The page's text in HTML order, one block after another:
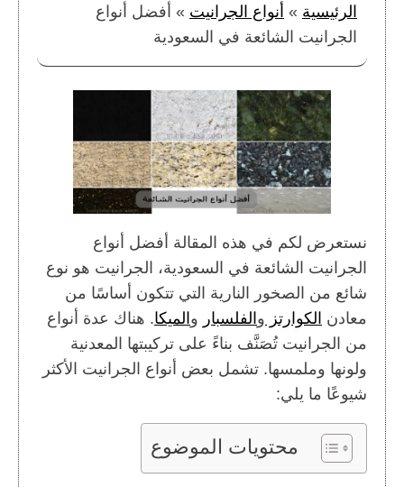
الرئيسية » أنواع الجرانيت » أفضل أنواع
الجرانيت الشائعة في السعودية
نستعرض لكم في هذه المقالة أفضل أنواع
الجرانيت الشائعة في السعودية، الجرانيت هو نوع
شائع من الصخور النارية التي تتكون أساسًا من
معادن الكوارتز و الفلسبار و الميكا. هناك عدة أنواع
من الجرانيت تُصَنَّف بناءً على تركيبتها المعدنية
ولونها وملمسها. تشمل بعض أنواع الجرانيت الأكثر
شيوعًا ما يلي:
محتويات الموضوع